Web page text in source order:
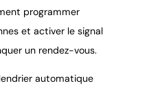
programmer
et activer le signal
un rendez-vous.
automatique